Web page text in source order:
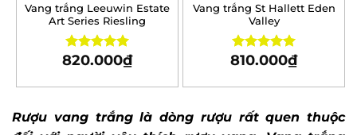
Rượu vang trắng là dòng rượu rất quen thuộc
Vang trắng Leeuwin Estate
Art Series Riesling
Rated5.00
820.000₫
Vang trắng St Hallett Eden
Valley
Rated5.00
810.000₫